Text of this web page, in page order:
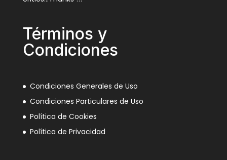
Términos y
Condiciones
Condiciones Generales de Uso
Condiciones Particulares de Uso
Política de Cookies
Política de Privacidad